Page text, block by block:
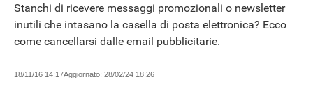
Stanchi di ricevere messaggi promozionali o newsletter
inutili che intasano la casella di posta elettronica? Ecco
come cancellarsi dalle email pubblicitarie.
18/11/16 14:17Aggiornato: 28/02/24 18:26